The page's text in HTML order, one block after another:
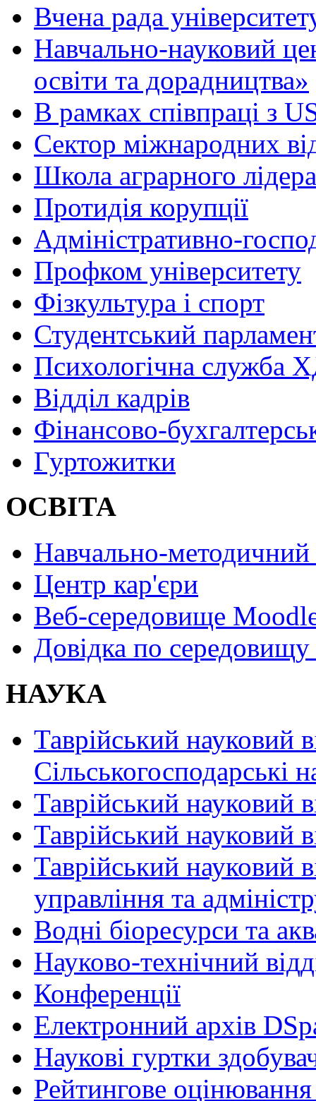
Вчена рада
Навчально-науковий
освіти та дорадництва»
В рамках співпраці з
Сектор міжнародних
Школа аграрного лідера
Протидія корупції
Адміністративно-
Профком університету
Фізкультура і спорт
Студентський
Психологічна служба
Відділ кадрів
Фінансово-
Гуртожитки
ОСВІТА
Навчально-методичний
Центр кар'єри
Веб-середовище
Довідка по
НАУКА
Таврійський науковий
Сільськогосподарські
Таврійський науковий
Таврійський науковий
Таврійський науковий
управління та
Водні біоресурси та
Науково-технічний
Конференції
Електронний архів
Наукові гуртки
Рейтингове оцінювання